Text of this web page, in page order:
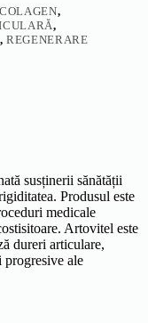
COLAGEN,
,
,REGENERARE
susținerii sănătății
Produsul este
medicale
Artovitel este
dureri articulare,
ale